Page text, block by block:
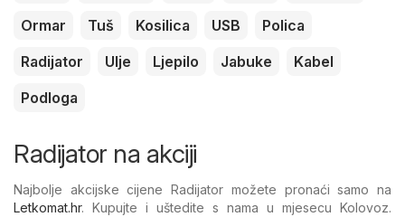
Ormar
Tuš Kosilica USB
Polica
Radijator
Ulje Ljepilo Jabuke
Kabel
Podloga
Radijator na akciji
Najbolje akcijske cijene Radijator možete pronaći samo na
Letkomat.hr. Kupujte i uštedite s nama u mjesecu Kolovoz.